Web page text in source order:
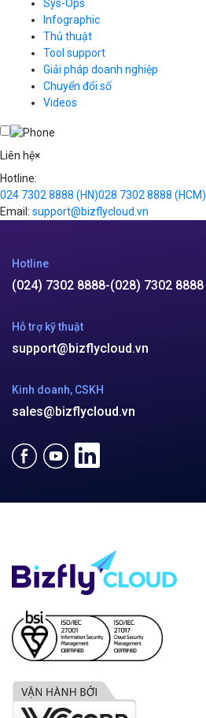
Call Center
Business Email
Simple Storage
VOD
VPN
Traffic Manager
Cloud VPS
Videos
Videos
Videos
Sys-Ops
Infographic
Thủ thuật
Tool support
Giải pháp doanh nghiệp
Chuyển đổi số
Videos
Liên hệ×
Hotline:
024 7302 8888 (HN)028 7302 8888 (HCM)
Email: support@bizflycloud.vn
Hotline
(024) 7302 8888-(028) 7302 8888
Hỗ trợ kỹ thuật
support@bizflycloud.vn
Kinh doanh, CSKH
sales@bizflycloud.vn